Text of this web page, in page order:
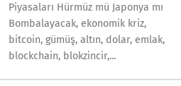
Piyasaları Hürmüz mü Japonya mı
Bombalayacak, ekonomik kriz,
bitcoin, gümüş, altın, dolar, emlak,
blockchain, blokzincir,...